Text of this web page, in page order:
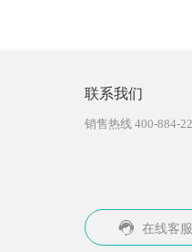
联系我们
销售热线 400-884-
在线客服